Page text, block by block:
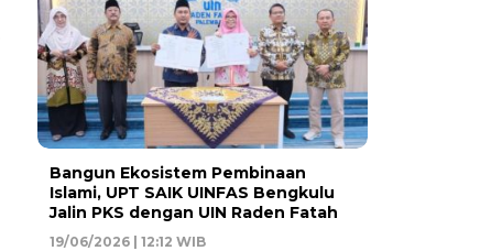
Bangun Ekosistem Pembinaan
Islami, UPT SAIK UINFAS Bengkulu
Jalin PKS dengan UIN Raden Fatah
19/06/2026 | 12:12 WIB